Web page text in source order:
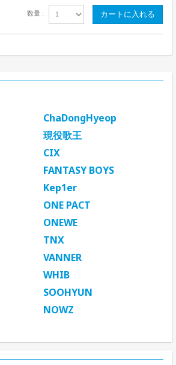
数量 :
ChaDongHyeop
現役歌王
CIX
FANTASY BOYS
Kep1er
ONE PACT
ONEWE
TNX
VANNER
WHIB
SOOHYUN
NOWZ